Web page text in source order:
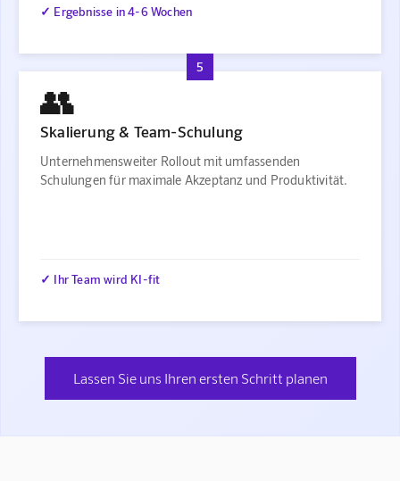
✓ Ergebnisse in 4-6 Wochen
5
👥
Skalierung & Team-Schulung
Unternehmensweiter Rollout mit umfassenden
Schulungen für maximale Akzeptanz und Produktivität.
✓ Ihr Team wird KI-fit
Lassen Sie uns Ihren ersten Schritt planen